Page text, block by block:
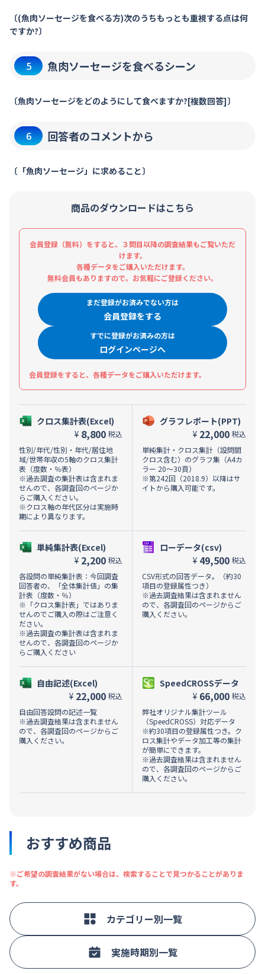
〔(魚肉ソーセージを食べる方)次のうちもっとも重視する点は何
ですか?〕
5 魚肉ソーセージを食べるシーン
〔魚肉ソーセージをどのようにして食べますか?[複数回答]〕
6 回答者のコメントから
〔「魚肉ソーセージ」に求めること〕
商品のダウンロードはこちら
会員登録（無料）をすると、３問目以降の調査結果もご覧いただ
けます。
各種データをご購入いただけます。
無料会員もありますので。お気軽にご登録ください。
まだ登録がお済みでない方は
会員登録をする
すでに登録がお済みの方は
ログインページへ
会員登録をすると、各種データをご購入いただけます。
クロス集計表(Excel)
¥ 8,800 税込
性別/年代/性別・年代/居住地
域/世帯年収の5軸のクロス集計
表（度数・％表）
※過去調査の集計表は含まれま
せんので、各調査回のページか
らご購入ください。
※クロス軸の年代区分は実施時
期により異なります。
単純集計表(Excel)
¥ 2,200 税込
各設問の単純集計表：今回調査
回答者の、「全体集計値」の集
計表（度数・％）
※「クロス集計表」ではありま
せんのでご購入の際はご注意く
ださい。
※過去調査の集計表は含まれま
せんので、各調査回のページか
らご購入ください
自由記述(Excel)
¥ 22,000 税込
自由回答設問の記述一覧
※過去調査結果は含まれません
ので、各調査回のページからご
購入ください。
グラフレポート(PPT)
¥ 22,000 税込
単純集計・クロス集計（設問間
クロス含む）のグラフ集（A4カ
ラー 20～30頁）
※第242回（2018.9）以降はサ
イトから購入可能です。
ローデータ(csv)
¥ 49,500 税込
CSV形式の回答データ。（約30
項目の登録属性つき）
※過去調査結果は含まれません
ので、各調査回のページからご
購入ください。
SpeedCROSSデータ
¥ 66,000 税込
弊社オリジナル集計ツール
（SpeedCROSS）対応データ
※約30項目の登録属性つき。ク
ロス集計やデータ加工等の集計
が簡単にできます。
※過去調査結果は含まれません
ので、各調査回のページからご
購入ください。
おすすめ商品
※ご希望の調査結果がない場合は、検索することで見つかることがありま
す。
カテゴリー別一覧
実施時期別一覧